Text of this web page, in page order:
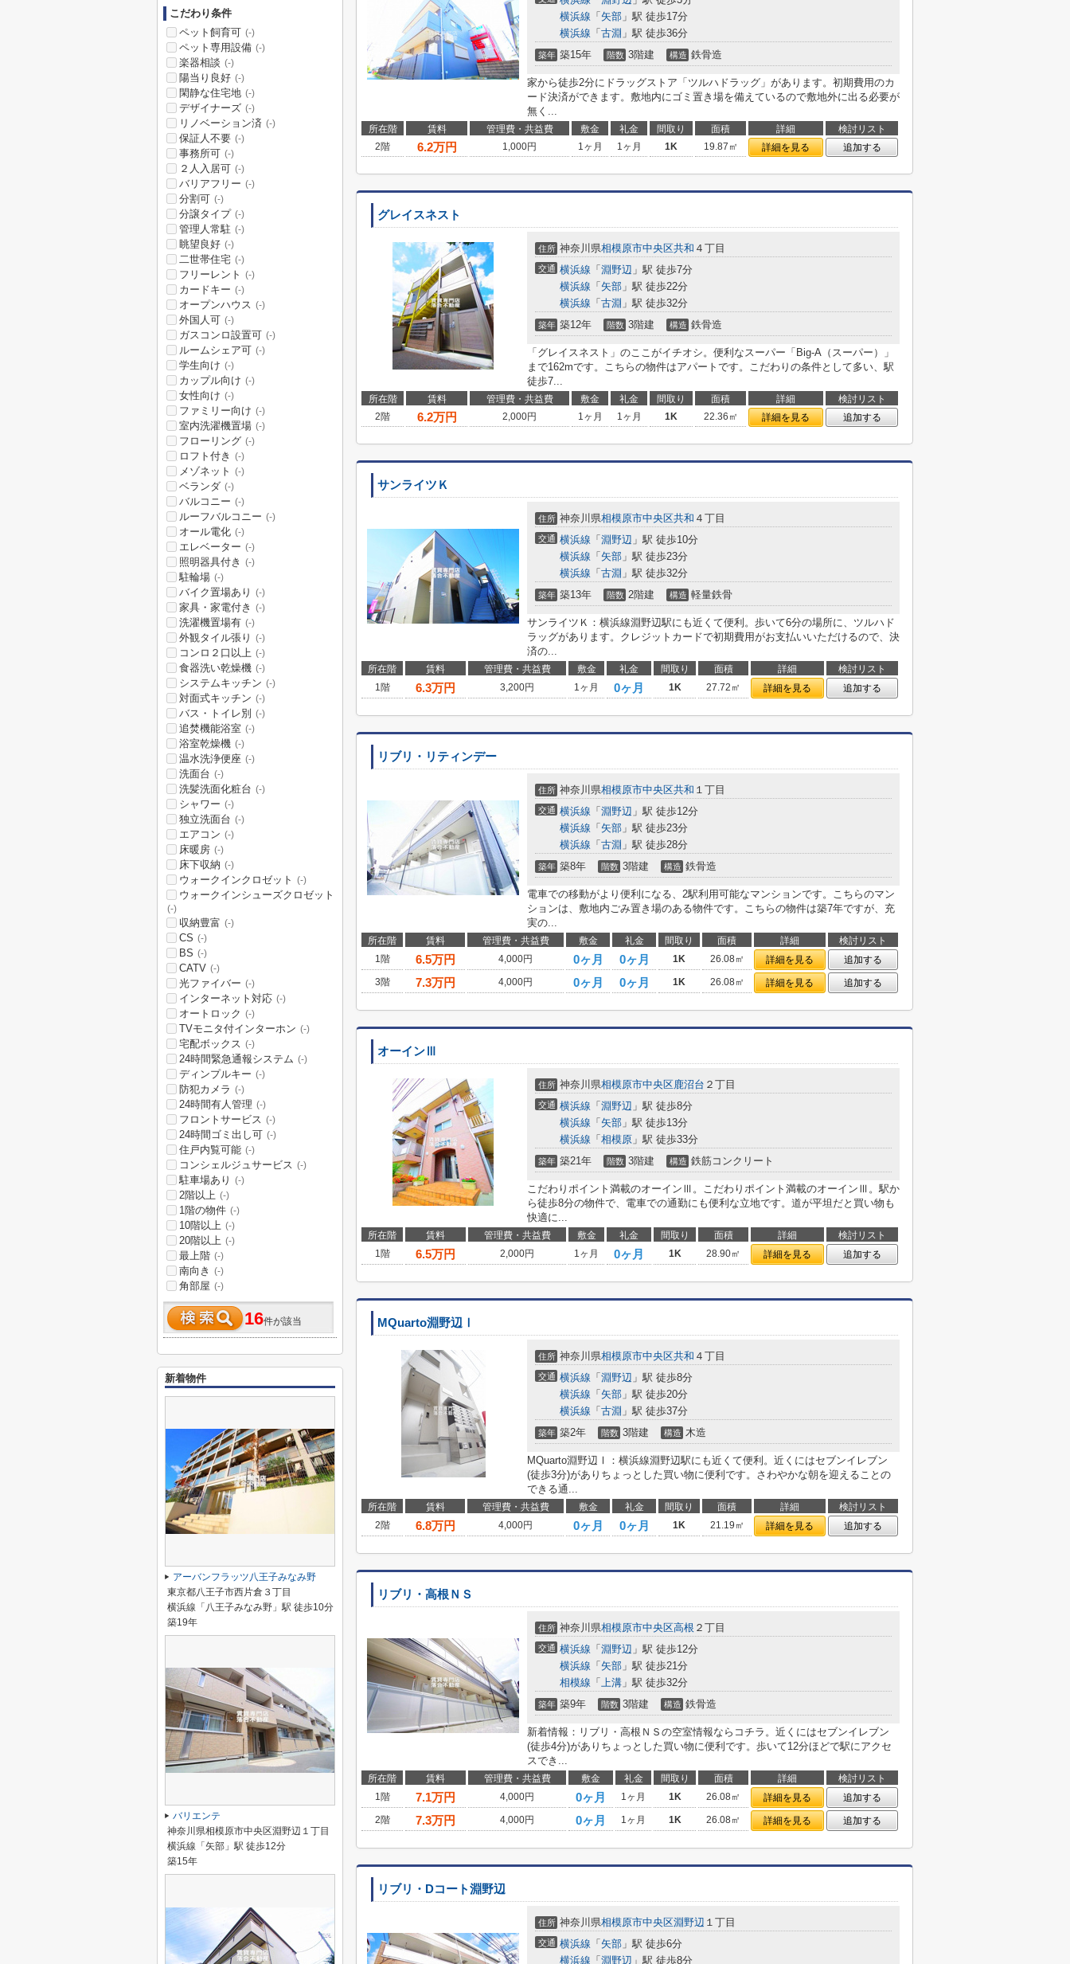
横浜線 「 矢部 」駅 徒歩17分
横浜線 「 古淵 」駅 徒歩36分
築年 築15年 階数 3階建 構造 鉄骨造
家から徒歩2分にドラッグストア「ツルハドラッグ」があります。初期費用のカ
ード決済ができます。敷地内にゴミ置き場を備えているので敷地外に出る必要が
無く...
所在階 賃料 管理費・共益費 敷金 礼金 間取り 面積 詳細
検討リスト
2階
6.2万円 1,000円 1ヶ月 1ヶ月 1K 19.87㎡ 詳細を見る 追加する
グレイスネスト
住所 神奈川県相模原市中央区共和 ４丁目
交通 横浜線 「 淵野辺 」駅 徒歩7分
横浜線 「 矢部 」駅 徒歩22分
横浜線 「 古淵 」駅 徒歩32分
築年 築12年 階数 3階建 構造 鉄骨造
「グレイスネスト」のここがイチオシ。便利なスーパー「Big-A（スーパー）」
まで162mです。こちらの物件はアパートです。こだわりの条件として多い、駅
徒歩7...
所在階 賃料 管理費・共益費 敷金 礼金 間取り 面積 詳細
検討リスト
2階
6.2万円 2,000円 1ヶ月 1ヶ月 1K 22.36㎡ 詳細を見る 追加する
サンライツＫ
住所 神奈川県相模原市中央区共和 ４丁目
交通 横浜線 「 淵野辺 」駅 徒歩10分
横浜線 「 矢部 」駅 徒歩23分
横浜線 「 古淵 」駅 徒歩32分
築年 築13年 階数 2階建 構造 軽量鉄骨
サンライツＫ：横浜線淵野辺駅にも近くて便利。歩いて6分の場所に、ツルハド
ラッグがあります。クレジットカードで初期費用がお支払いいただけるので、決
済の...
所在階 賃料 管理費・共益費 敷金 礼金 間取り 面積 詳細
検討リスト
1階
6.3万円 3,200円 1ヶ月 0ヶ月 1K 27.72㎡ 詳細を見る 追加する
リブリ・リティンデー
住所 神奈川県相模原市中央区共和 １丁目
交通 横浜線 「 淵野辺 」駅 徒歩12分
横浜線 「 矢部 」駅 徒歩23分
横浜線 「 古淵 」駅 徒歩28分
築年 築8年 階数 3階建 構造 鉄骨造
電車での移動がより便利になる、2駅利用可能なマンションです。こちらのマン
ションは、敷地内ごみ置き場のある物件です。こちらの物件は築7年ですが、充
実の...
所在階 賃料 管理費・共益費 敷金 礼金 間取り 面積 詳細
検討リスト
1階
6.5万円 4,000円 0ヶ月 0ヶ月 1K 26.08㎡ 詳細を見る
追加する
3階
7.3万円 4,000円 0ヶ月 0ヶ月 1K 26.08㎡ 詳細を見る 追加する
オーインⅢ
住所 神奈川県相模原市中央区鹿沼台 ２丁目
交通 横浜線 「 淵野辺 」駅 徒歩8分
横浜線 「 矢部 」駅 徒歩13分
横浜線 「 相模原 」駅 徒歩33分
築年 築21年 階数 3階建 構造 鉄筋コンクリート
こだわりポイント満載のオーインⅢ。こだわりポイント満載のオーインⅢ。駅か
ら徒歩8分の物件で、電車での通勤にも便利な立地です。道が平坦だと買い物も
快適に...
所在階 賃料 管理費・共益費 敷金 礼金 間取り 面積 詳細
検討リスト
1階
6.5万円 2,000円 1ヶ月 0ヶ月 1K 28.90㎡ 詳細を見る 追加する
MQuarto淵野辺Ⅰ
住所 神奈川県相模原市中央区共和 ４丁目
交通 横浜線 「 淵野辺 」駅 徒歩8分
横浜線 「 矢部 」駅 徒歩20分
横浜線 「 古淵 」駅 徒歩37分
築年 築2年 階数 3階建 構造 木造
MQuarto淵野辺Ⅰ：横浜線淵野辺駅にも近くて便利。近くにはセブンイレブン
(徒歩3分)がありちょっとした買い物に便利です。さわやかな朝を迎えることの
できる通...
所在階 賃料 管理費・共益費 敷金 礼金 間取り 面積 詳細
検討リスト
2階
6.8万円 4,000円 0ヶ月 0ヶ月 1K 21.19㎡ 詳細を見る 追加する
リブリ・高根ＮＳ
住所 神奈川県相模原市中央区高根 ２丁目
交通 横浜線 「 淵野辺 」駅 徒歩12分
横浜線 「 矢部 」駅 徒歩21分
相模線 「 上溝 」駅 徒歩32分
築年 築9年 階数 3階建 構造 鉄骨造
新着情報：リブリ・高根ＮＳの空室情報ならコチラ。近くにはセブンイレブン
(徒歩4分)がありちょっとした買い物に便利です。歩いて12分ほどで駅にアクセ
スでき...
所在階 賃料 管理費・共益費 敷金 礼金 間取り 面積 詳細
検討リスト
1階
7.1万円 4,000円 0ヶ月 1ヶ月 1K 26.08㎡ 詳細を見る
追加する
2階
7.3万円 4,000円 0ヶ月 1ヶ月 1K 26.08㎡ 詳細を見る 追加する
リブリ・Dコート淵野辺
住所 神奈川県相模原市中央区淵野辺 １丁目
交通 横浜線 「 矢部 」駅 徒歩6分
横浜線 「 淵野辺 」駅 徒歩8分
こだわり条件
ペット飼育可 (-)
ペット専用設備 (-)
楽器相談 (-)
陽当り良好 (-)
閑静な住宅地 (-)
デザイナーズ (-)
リノベーション済 (-)
保証人不要 (-)
事務所可 (-)
２人入居可 (-)
バリアフリー (-)
分割可 (-)
分譲タイプ (-)
管理人常駐 (-)
眺望良好 (-)
二世帯住宅 (-)
フリーレント (-)
カードキー (-)
オープンハウス (-)
外国人可 (-)
ガスコンロ設置可 (-)
ルームシェア可 (-)
学生向け (-)
カップル向け (-)
女性向け (-)
ファミリー向け (-)
室内洗濯機置場 (-)
フローリング (-)
ロフト付き (-)
メゾネット (-)
ベランダ (-)
バルコニー (-)
ルーフバルコニー (-)
オール電化 (-)
エレベーター (-)
照明器具付き (-)
駐輪場 (-)
バイク置場あり (-)
家具・家電付き (-)
洗濯機置場有 (-)
外観タイル張り (-)
コンロ２口以上 (-)
食器洗い乾燥機 (-)
システムキッチン (-)
対面式キッチン (-)
バス・トイレ別 (-)
追焚機能浴室 (-)
浴室乾燥機 (-)
温水洗浄便座 (-)
洗面台 (-)
洗髪洗面化粧台 (-)
シャワー (-)
独立洗面台 (-)
エアコン (-)
床暖房 (-)
床下収納 (-)
ウォークインクロゼット (-)
ウォークインシューズクロゼット
(-)
収納豊富 (-)
CS (-)
BS (-)
CATV (-)
光ファイバー (-)
インターネット対応 (-)
オートロック (-)
TVモニタ付インターホン (-)
宅配ボックス (-)
24時間緊急通報システム (-)
ディンプルキー (-)
防犯カメラ (-)
24時間有人管理 (-)
フロントサービス (-)
24時間ゴミ出し可 (-)
住戸内覧可能 (-)
コンシェルジュサービス (-)
駐車場あり (-)
2階以上 (-)
1階の物件 (-)
10階以上 (-)
20階以上 (-)
最上階 (-)
南向き (-)
角部屋 (-)
16件が該当
新着物件
アーバンフラッツ八王子みなみ野
東京都八王子市西片倉３丁目
横浜線「八王子みなみ野」駅 徒歩10分
築19年
バリエンテ
神奈川県相模原市中央区淵野辺１丁目
横浜線「矢部」駅 徒歩12分
築15年